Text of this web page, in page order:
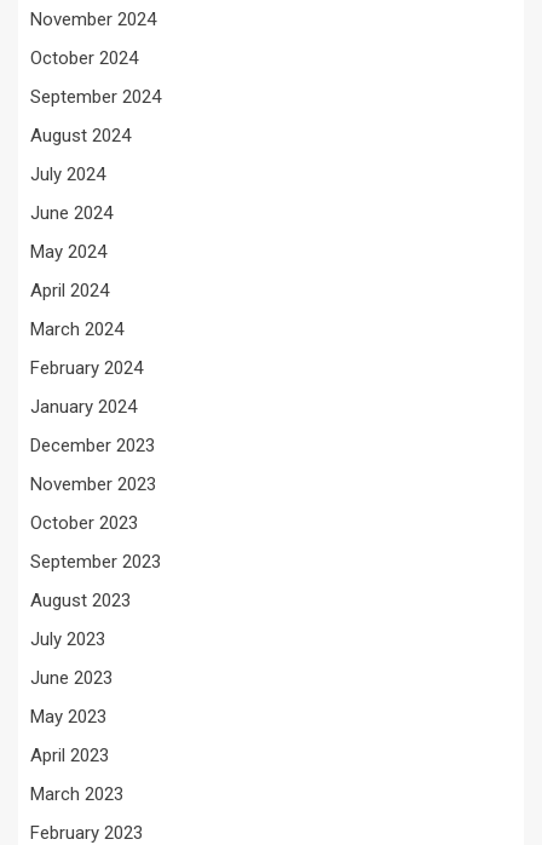
November 2024
October 2024
September 2024
August 2024
July 2024
June 2024
May 2024
April 2024
March 2024
February 2024
January 2024
December 2023
November 2023
October 2023
September 2023
August 2023
July 2023
June 2023
May 2023
April 2023
March 2023
February 2023